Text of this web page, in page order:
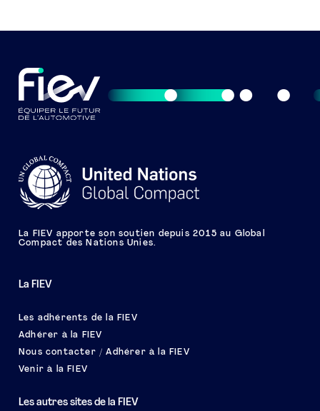
La FIEV
Les adhérents de la FIEV
Adhérer à la FIEV
Nous contacter / Adhérer à la FIEV
Venir à la FIEV
Les autres sites de la FIEV
La FIEV apporte son soutien depuis 2015 au Global
Compact des Nations Unies.